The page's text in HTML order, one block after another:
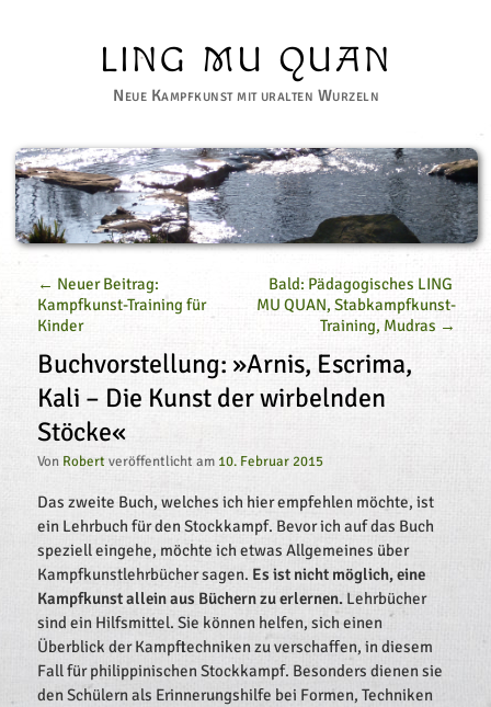
LING MU QUAN
Neue Kampfkunst mit uralten Wurzeln
← Neuer Beitrag:
Kampfkunst-Training für
Kinder
Bald: Pädagogisches LING
MU QUAN, Stabkampfkunst-
Training, Mudras →
Buchvorstellung: »Arnis, Escrima,
Kali – Die Kunst der wirbelnden
Stöcke«
Von Robertveröffentlicht am 10. Februar 2015
Das zweite Buch, welches ich hier empfehlen möchte, ist
ein Lehrbuch für den Stockkampf. Bevor ich auf das Buch
speziell eingehe, möchte ich etwas Allgemeines über
Kampfkunstlehrbücher sagen. Es ist nicht möglich, eine
Kampfkunst allein aus Büchern zu erlernen. Lehrbücher
sind ein Hilfsmittel. Sie können helfen, sich einen
Überblick der Kampftechniken zu verschaffen, in diesem
Fall für philippinischen Stockkampf. Besonders dienen sie
den Schülern als Erinnerungshilfe bei Formen, Techniken